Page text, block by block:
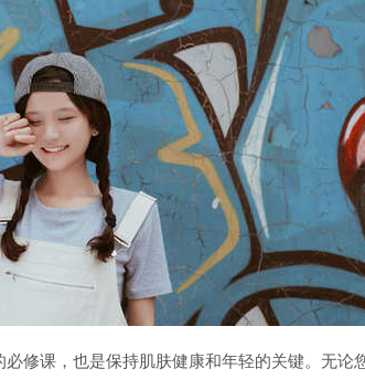
必修课，也是保持肌肤健康和年轻的关键。无论